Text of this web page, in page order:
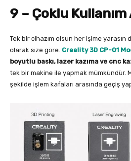
9 – Çoklu Kullanım
Tek bir cihazım olsun her işime yarasın
olarak size göre. Creality 3D CP-01
boyutlu baskı, lazer kazıma ve cnc
tek bir makine ile yapmak mümkündür.
şekilde işlem kafaları arasında geçiş